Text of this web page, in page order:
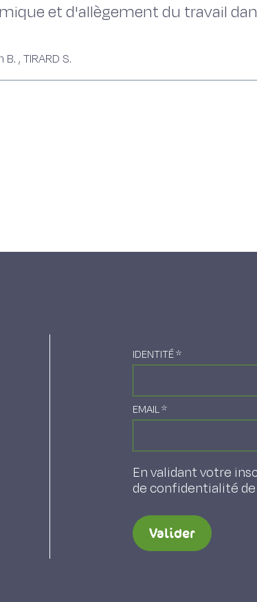
et d'allègement du travail
, TIRARD S.
IDENTITÉ*
EMAIL*
En validant votre
de confidentialité
Valider